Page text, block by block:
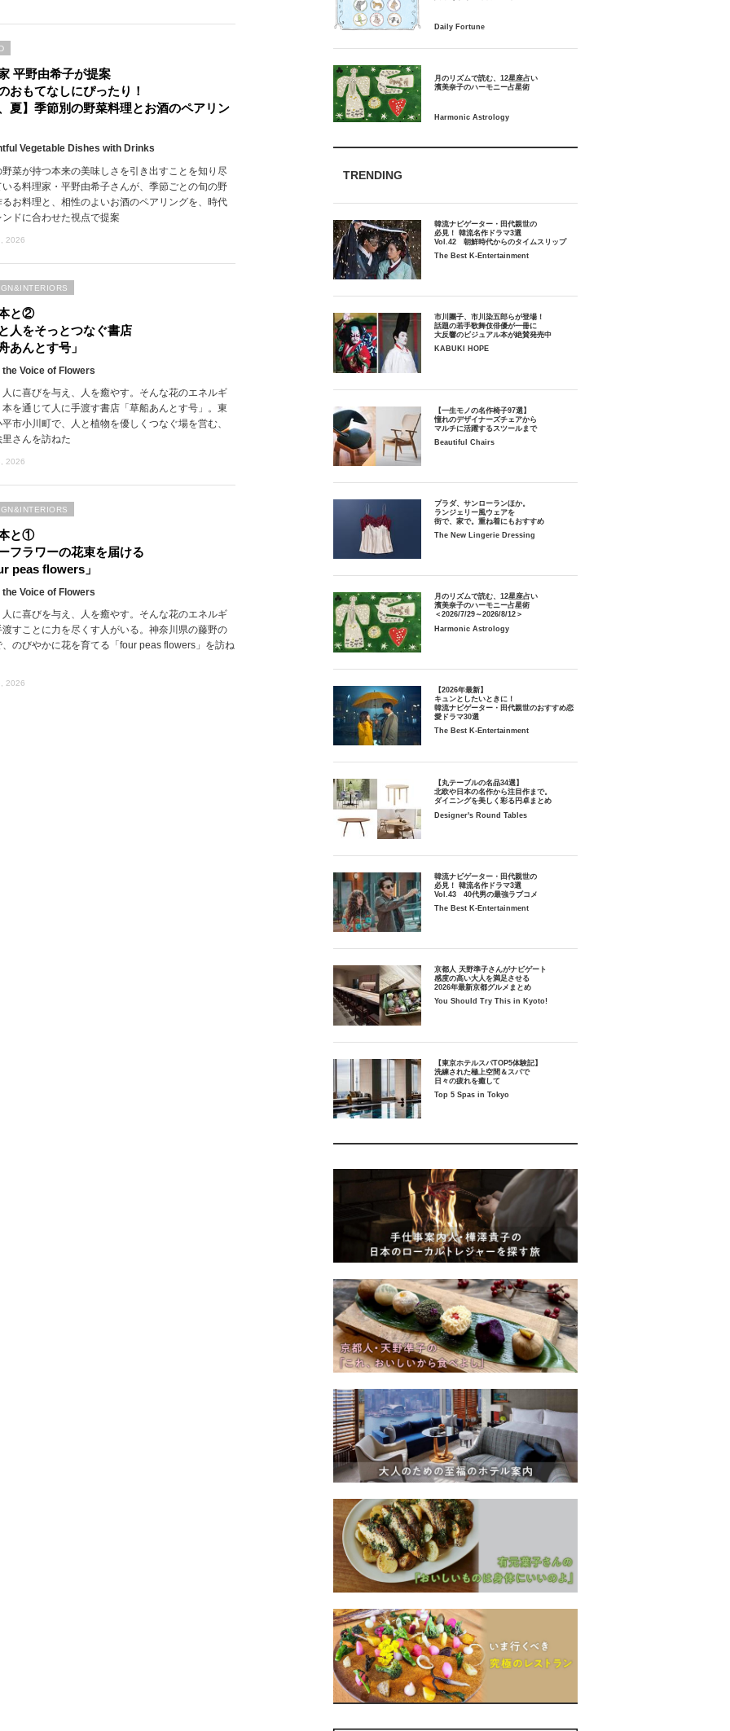
平野由希子が提案
おもてなしにぴったり！
、夏】季節別の野菜料理とお酒のペアリン
Vegetable Dishes with Drinks
野菜が持つ本来の美味しさを引き出すことを知り尽
いる料理家・平野由希子さんが、季節ごとの旬の野
るお料理と、相性のよいお酒のペアリングを、時代
ンドに合わせた視点で提案
2026
と②
人をそっとつなぐ書店
あんとす号」
Voice of Flowers
人に喜びを与え、人を癒やす。そんな花のエネルギ
本を通じて人に手渡す書店「草船あんとす号」。東
市小川町で、人と植物を優しくつなぐ場を営む、
里さんを訪ねた
2026
と①
フラワーの花束を届ける
peas flowers」
the Voice of Flowers
人に喜びを与え、人を癒やす。そんな花のエネルギ
渡すことに力を尽くす人がいる。神奈川県の藤野の
、のびやかに花を育てる「four peas flowers」を訪ね
2026
月のリズムで読む、12星座占い
TRENDING
韓流ナビゲーター・田代親世の
必見！ 韓流名作ドラマ3選
Vol.42 朝鮮時代からのタイムスリップ
The Best K-Entertainment
市川團子、市川染五郎らが登場！
話題の若手歌舞伎俳優が一冊に
大反響のビジュアル本が絶賛発売中
KABUKI HOPE
【一生モノの名作椅子97選】
憧れのデザイナーズチェアから
マルチに活躍するスツールまで
Beautiful Chairs
プラダ、サンローランほか。
ランジェリー風ウェアを
街で、家で。重ね着にもおすすめ
The New Lingerie Dressing
月のリズムで読む、12星座占い
濱美奈子のハーモニー占星術
＜2026/7/29～2026/8/12＞
Harmonic Astrology
【2026年最新】
キュンとしたいときに！
韓流ナビゲーター・田代親世のおすすめ恋
愛ドラマ30選
The Best K-Entertainment
【丸テーブルの名品34選】
北欧や日本の名作から注目作まで。
ダイニングを美しく彩る円卓まとめ
Designer's Round Tables
韓流ナビゲーター・田代親世の
必見！ 韓流名作ドラマ3選
Vol.43 40代男の最強ラブコメ
The Best K-Entertainment
京都人 天野準子さんがナビゲート
感度の高い大人を満足させる
2026年最新京都グルメまとめ
You Should Try This in Kyoto!
【東京ホテルスパTOP5体験記】
洗練された極上空間＆スパで
日々の疲れを癒して
Top 5 Spas in Tokyo